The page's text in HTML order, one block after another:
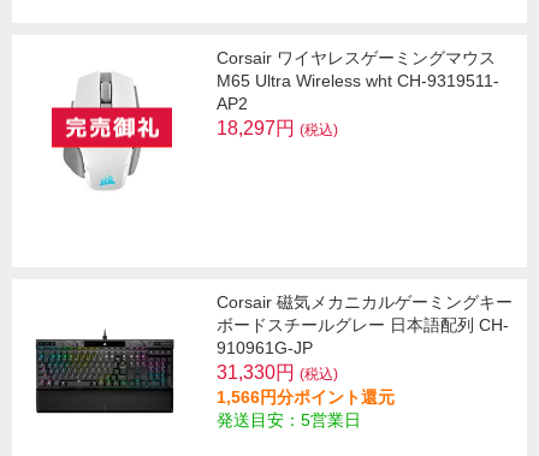
Corsair ワイヤレスゲーミングマウス
M65 Ultra Wireless wht CH-9319511-
AP2
18,297円 (税込)
Corsair 磁気メカニカルゲーミングキー
ボードスチールグレー 日本語配列 CH-
910961G-JP
31,330円 (税込)
1,566円分ポイント還元
発送目安：5営業日